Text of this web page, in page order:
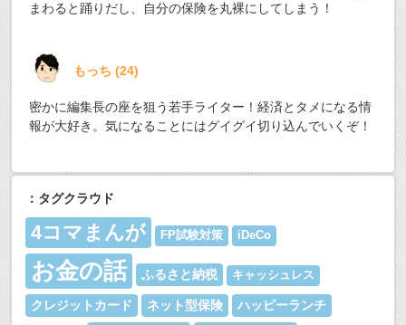
まわると踊りだし、自分の保険を丸裸にしてしまう！
もっち(24)
密かに編集長の座を狙う若手ライター！経済とタメになる情
報が大好き。気になることにはグイグイ切り込んでいくぞ！
：タグクラウド
4コマまんが FP試験対策 iDeCo
お金の話 ふるさと納税 キャッシュレス
クレジットカード ネット型保険 ハッピーランチ